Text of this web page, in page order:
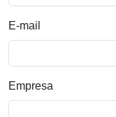
E-mail
Empresa